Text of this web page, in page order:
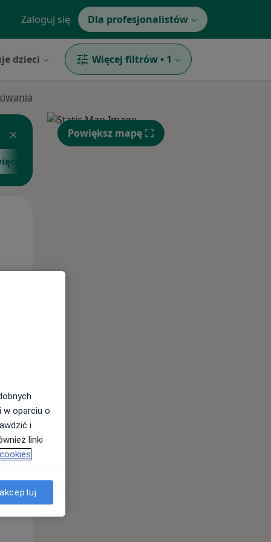
Zaloguj się Dla profesjonalistów
dzieci Więcej filtrów • 1
Śr,
12 Sie
Powiększ mapę
w oparciu o
i
linki